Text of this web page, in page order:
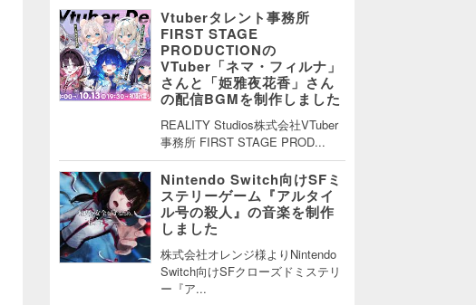
Vtuberタレント事務所
FIRST STAGE
PRODUCTIONの
VTuber「ネマ・フィルナ」
さんと「姫雅夜花香」さん
の配信BGMを制作しました
REALITY Studios株式会社VTuber
事務所 FIRST STAGE PROD...
Nintendo Switch向けSFミ
ステリーゲーム『アルタイ
ル号の殺人』の音楽を制作
しました
株式会社オレンジ様よりNintendo
Switch向けSFクローズドミステリ
ー『ア...